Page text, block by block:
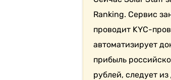
Ranking. Сервис
проводит KYC-
автоматизирует
прибыль
рублей, следует